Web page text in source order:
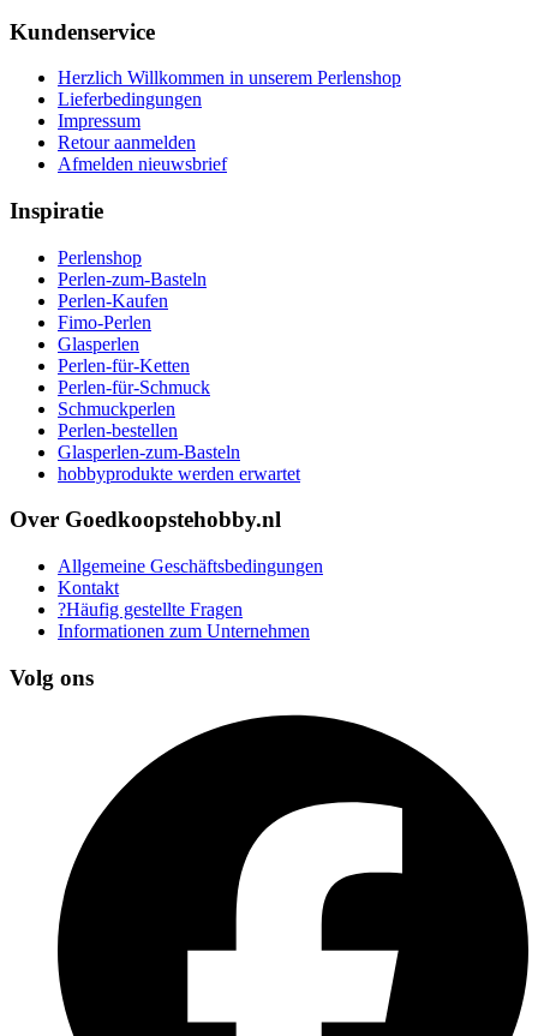
Kundenservice
Herzlich Willkommen in unserem Perlenshop
Lieferbedingungen
Impressum
Retour aanmelden
Afmelden nieuwsbrief
Inspiratie
Perlenshop
Perlen-zum-Basteln
Perlen-Kaufen
Fimo-Perlen
Glasperlen
Perlen-für-Ketten
Perlen-für-Schmuck
Schmuckperlen
Perlen-bestellen
Glasperlen-zum-Basteln
hobbyprodukte werden erwartet
Over Goedkoopstehobby.nl
Allgemeine Geschäftsbedingungen
Kontakt
?Häufig gestellte Fragen
Informationen zum Unternehmen
Volg ons